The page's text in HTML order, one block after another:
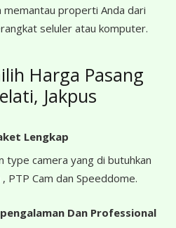
memantau properti Anda dari
seluler atau komputer.
Harga Pasang
Jakpus
Lengkap
type camera yang di butuhkan
PTP Cam dan Speeddome.
Dan Professional